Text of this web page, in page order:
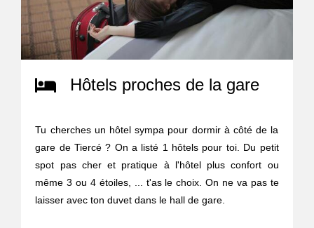
Hôtels proches de la gare
Tu cherches un hôtel sympa pour dormir à côté de la
gare de Tiercé ? On a listé 1 hôtels pour toi. Du petit
spot pas cher et pratique à l'hôtel plus confort ou
même 3 ou 4 étoiles, ... t'as le choix. On ne va pas te
laisser avec ton duvet dans le hall de gare.